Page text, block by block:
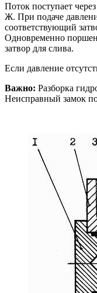
Поток поступает
Ж. При подаче
соответствующий
Одновременно
затвор для слива.
Если давление
Важно: Разборка
Неисправный замок